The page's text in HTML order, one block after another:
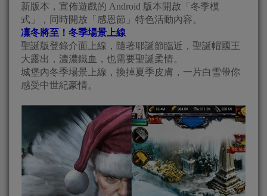
新版本，宣佈遊戲的 Android 版本開啟「冬季模
式」，同時開放「感恩節」特色活動內容。
凜冬將至！冬季場景上線
聖誕版登錄介面上線，隨著耶誕節臨近，聖誕帽國王
大露出，濃濃鐵血，也需要聖誕柔情。
城堡內冬季場景上線，換掉夏季皮膚，一片白雪帶你
感受中世紀豪情。